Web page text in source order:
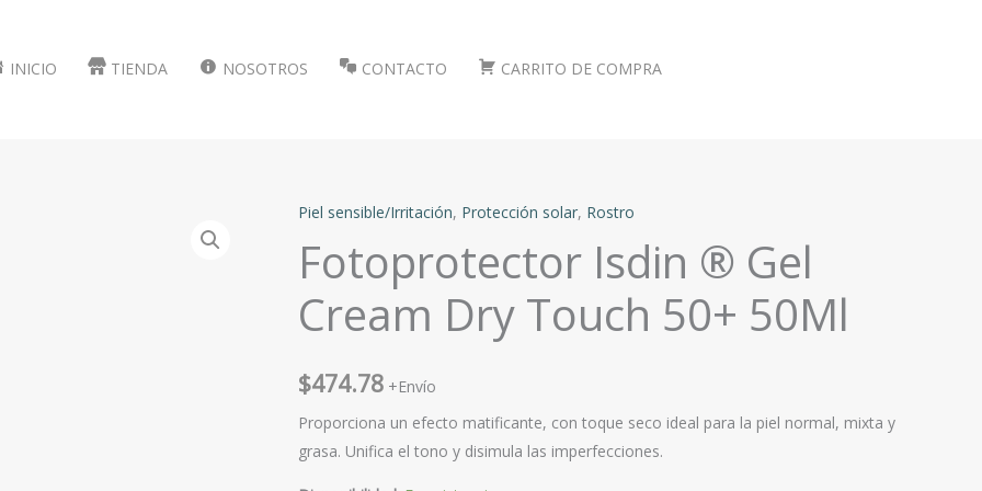
INICIO TIENDA NOSOTROS CONTACTO CARRITO DE COMPRA
Piel sensible/Irritación, Protección solar, Rostro
Fotoprotector Isdin ® Gel
Cream Dry Touch 50+ 50Ml
$474.78 +Envío
Proporciona un efecto matificante, con toque seco ideal para la piel normal, mixta y
grasa. Unifica el tono y disimula las imperfecciones.